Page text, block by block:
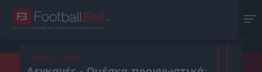
Με την υπογραφή του Χρήστου Σωτηρακόπουλου
18 Μαΐου 2026